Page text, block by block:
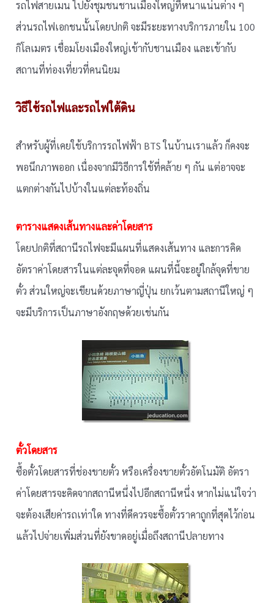
รถไฟสายเมน ไปยังชุมชนชานเมืองใหญ่ที่หนาแน่นต่าง ๆ
ส่วนรถไฟเอกชนนั้นโดยปกติ จะมีระยะทางบริการภายใน 100
กิโลเมตร เชื่อมโยงเมืองใหญ่เข้ากับชานเมือง และเข้ากับ
สถานที่ท่องเที่ยวที่คนนิยม
วิธีใช้รถไฟและรถไฟใต้ดิน
สำหรับผู้ที่เคยใช้บริการรถไฟฟ้า BTS ในบ้านเราแล้ว ก็คงจะ
พอนึกภาพออก เนื่องจากมีวิธีการใช้ที่คล้าย ๆ กัน แต่อาจจะ
แตกต่างกันไปบ้างในแต่ละท้องถิ่น
ตารางแสดงเส้นทางและค่าโดยสาร
โดยปกติที่สถานีรถไฟจะมีแผนที่แสดงเส้นทาง และการคิด
อัตราค่าโดยสารในแต่ละจุดที่จอด แผนที่นี้จะอยู่ใกล้จุดที่ขาย
ตั๋ว ส่วนใหญ่จะเขียนด้วยภาษาญี่ปุ่น ยกเว้นตามสถานีใหญ่ ๆ
จะมีบริการเป็นภาษาอังกฤษด้วยเช่นกัน
ตั๋วโดยสาร
ซื้อตั๋วโดยสารที่ช่องขายตั๋ว หรือเครื่องขายตั๋วอัตโนมัติ อัตรา
ค่าโดยสารจะคิดจากสถานีหนึ่งไปอีกสถานีหนึ่ง หากไม่แน่ใจว่า
จะต้องเสียค่ารถเท่าใด ทางที่ดีควรจะซื้อตั๋วราคาถูกที่สุดไว้ก่อน
แล้วไปจ่ายเพิ่มส่วนที่ยังขาดอยู่เมื่อถึงสถานีปลายทาง